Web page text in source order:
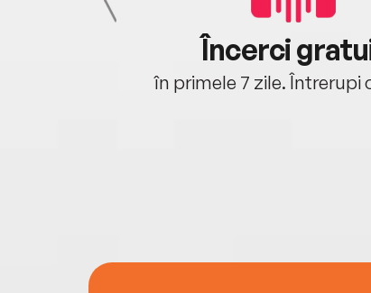
Încerci
în primele 7 zile. Întrerupi